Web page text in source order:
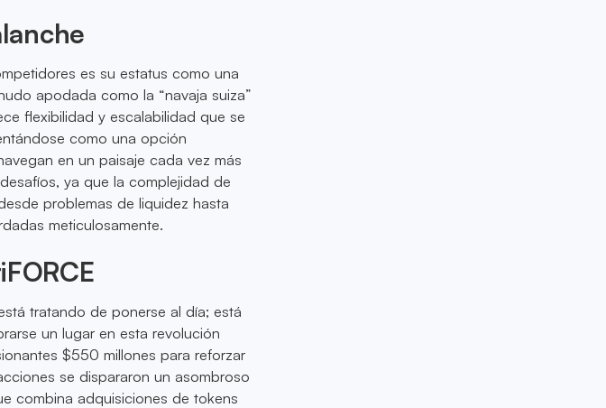
es su estatus como una
apodada como la “navaja suiza”
flexibilidad y escalabilidad que se
como una opción
en un paisaje cada vez más
ya que la complejidad de
problemas de liquidez hasta
meticulosamente.
tratando de ponerse al día; está
un lugar en esta revolución
$550 millones para reforzar
se dispararon un asombroso
combina adquisiciones de tokens